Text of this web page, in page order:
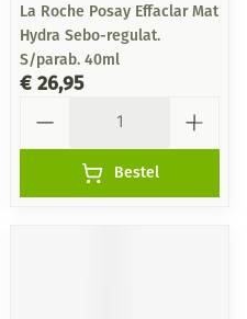
La Roche Posay Effaclar Mat
Hydra Sebo-regulat.
S/parab. 40ml
€ 26,95
Bestel